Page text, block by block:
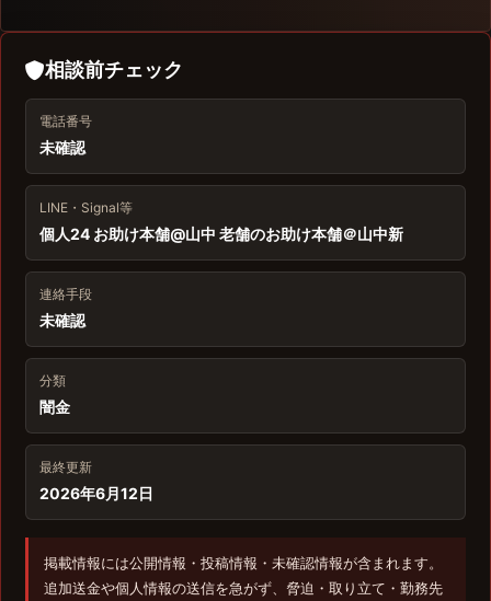
相談前チェック
電話番号
未確認
LINE・Signal等
個人24 お助け本舗@山中 老舗のお助け本舗＠山中新
連絡手段
未確認
分類
闇金
最終更新
2026年6月12日
掲載情報には公開情報・投稿情報・未確認情報が含まれます。
追加送金や個人情報の送信を急がず、脅迫・取り立て・勤務先